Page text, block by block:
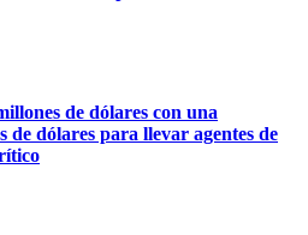
de dólares con una
de dólares para llevar agentes de